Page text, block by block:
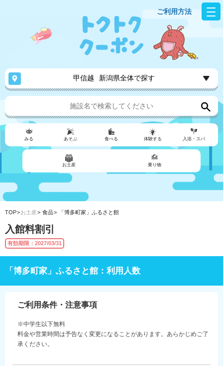
ご利用方法
甲信越 新潟県全体で探す
みる あそぶ 食べる 体験する 入浴・スパ
お土産 乗り物
TOP お土産 食品 「博多町家」ふるさと館
入館料割引
有効期限：2027/03/31
「博多町家」ふるさと館：利用人数
ご利用条件・注意事項
※中学生以下無料
料金や営業時間は予告なく変更になることがあります。あらかじめご了
承ください。